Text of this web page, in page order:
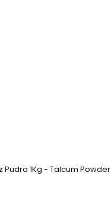
Pudra 1Kg - Talcum Powder